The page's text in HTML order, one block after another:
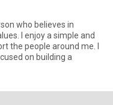
who believes in
I enjoy a simple and
the people around me. I
on building a